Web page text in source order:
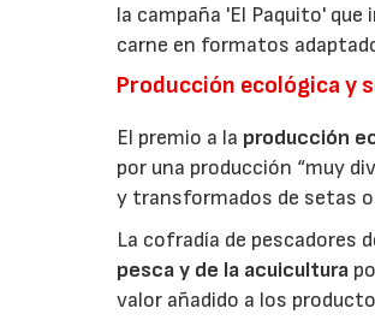
la campaña 'El Paquito'
carne en formatos
Producción ecológica y
El premio a la producción
por una producción “muy
y transformados de setas
La cofradía de pescadores
pesca y de la acuicultura
valor añadido a los